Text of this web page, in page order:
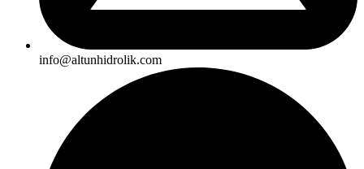
info@altunhidrolik.com